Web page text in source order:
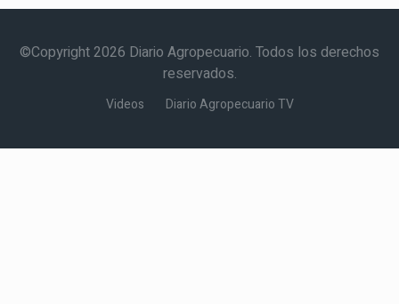
©Copyright 2026 Diario Agropecuario. Todos los derechos
reservados.
Videos Diario Agropecuario TV